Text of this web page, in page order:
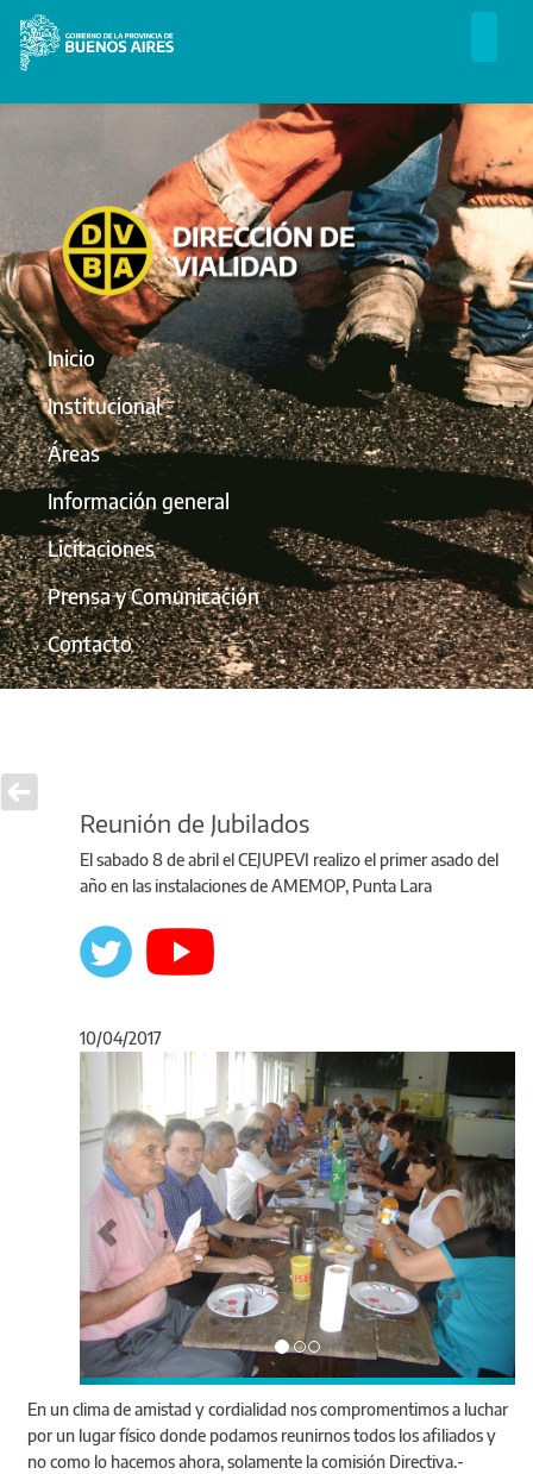
Inicio
Institucional
Áreas
Información general
Licitaciones
Prensa y Comunicación
Contacto
Reunión de Jubilados
El sabado 8 de abril el CEJUPEVI realizo el primer asado del
año en las instalaciones de AMEMOP, Punta Lara
10/04/2017
Anterior
En un clima de amistad y cordialidad nos compromentimos a luchar
por un lugar físico donde podamos reunirnos todos los afiliados y
no como lo hacemos ahora, solamente la comisión Directiva.-